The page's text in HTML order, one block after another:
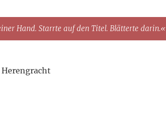
Hand. Starrte auf den Titel. Blätterte darin.«
Herengracht